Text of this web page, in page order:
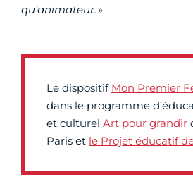
qu’animateur.»
Le dispositif Mon Premier
dans le programme
et culturel Art pour grandir
Paris et le Projet éducatif